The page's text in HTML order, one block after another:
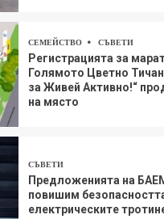
СЕМЕЙСТВО СЪВЕТИ
Регистрацията за
Голямото Цветно
за Живей Aктивно!“
на място
СЪВЕТИ
Предложенията на
повишим
електрическите